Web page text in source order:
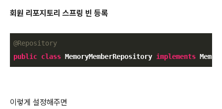
회원 리포지토리 스프링 빈 등록
@Repository
public class MemoryMemberRepository implements
이렇게 설정해주면